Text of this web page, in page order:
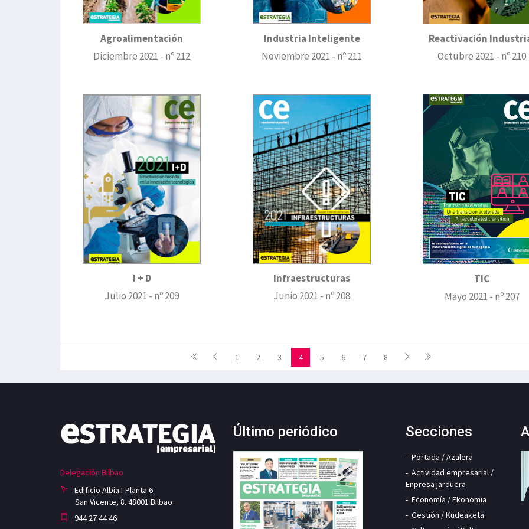
Agroalimentación
Diciembre 2021 - nº 212
Industria Inteligente
Noviembre 2021 - nº 211
Reactivación
Octubre 2021 - nº 210
I + D
Julio 2021 - nº 209
Infraestructuras
Junio 2021 - nº 208
TIC
Mayo 2021 - nº 207
1 2 3 4 5 6 7 8
Delegación Bilbao
Edificio Albia I-Planta 6
San Vicente, 8. 48001 Bilbao
944 27 44 46
Último periódico Secciones
Portada / Azalera
Actividad empresarial /
Enpresa jarduera
Economía / Ekonomia
Gestión / Kudeaketa